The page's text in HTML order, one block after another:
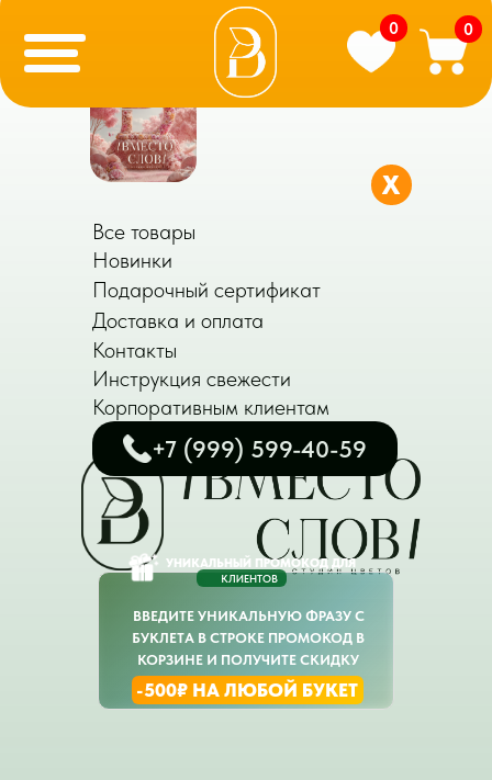
Корпоративным клиентам
Инструкция свежести
Контакты
Доставка и оплата
Подарочный сертификат
Новинки
Все товары
+7 (999) 599-40-59
УНИКАЛЬНЫЙ ПРОМОКОД ДЛЯ
ВВЕДИТЕ УНИКАЛЬНУЮ ФРАЗУ С
БУКЛЕТА В СТРОКЕ ПРОМОКОД В
КОРЗИНЕ И ПОЛУЧИТЕ СКИДКУ
-500₽ НА ЛЮБОЙ БУКЕТ
КЛИЕНТОВ
X